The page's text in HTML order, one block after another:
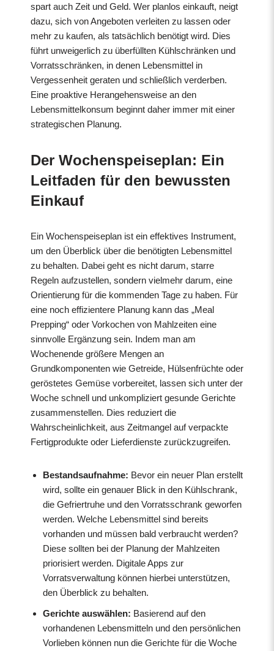
spart auch Zeit und Geld. Wer planlos einkauft, neigt
dazu, sich von Angeboten verleiten zu lassen oder
mehr zu kaufen, als tatsächlich benötigt wird. Dies
führt unweigerlich zu überfüllten Kühlschränken und
Vorratsschränken, in denen Lebensmittel in
Vergessenheit geraten und schließlich verderben.
Eine proaktive Herangehensweise an den
Lebensmittelkonsum beginnt daher immer mit einer
strategischen Planung.
Der Wochenspeiseplan: Ein
Leitfaden für den bewussten
Einkauf
Ein Wochenspeiseplan ist ein effektives Instrument,
um den Überblick über die benötigten Lebensmittel
zu behalten. Dabei geht es nicht darum, starre
Regeln aufzustellen, sondern vielmehr darum, eine
Orientierung für die kommenden Tage zu haben. Für
eine noch effizientere Planung kann das „Meal
Prepping“ oder Vorkochen von Mahlzeiten eine
sinnvolle Ergänzung sein. Indem man am
Wochenende größere Mengen an
Grundkomponenten wie Getreide, Hülsenfrüchte oder
geröstetes Gemüse vorbereitet, lassen sich unter der
Woche schnell und unkompliziert gesunde Gerichte
zusammenstellen. Dies reduziert die
Wahrscheinlichkeit, aus Zeitmangel auf verpackte
Fertigprodukte oder Lieferdienste zurückzugreifen.
Bestandsaufnahme: Bevor ein neuer Plan erstellt
wird, sollte ein genauer Blick in den Kühlschrank,
die Gefriertruhe und den Vorratsschrank geworfen
werden. Welche Lebensmittel sind bereits
vorhanden und müssen bald verbraucht werden?
Diese sollten bei der Planung der Mahlzeiten
priorisiert werden. Digitale Apps zur
Vorratsverwaltung können hierbei unterstützen,
den Überblick zu behalten.
Gerichte auswählen: Basierend auf den
vorhandenen Lebensmitteln und den persönlichen
Vorlieben können nun die Gerichte für die Woche